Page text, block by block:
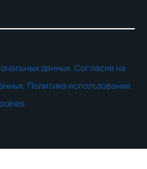
данных. Согласие на
Политика использования